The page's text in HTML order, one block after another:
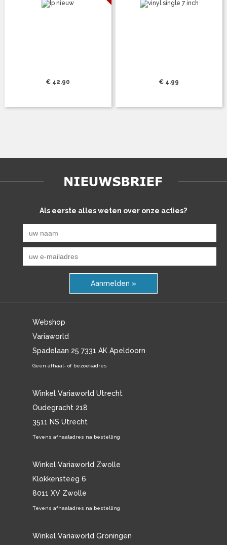
€ 42.90 € 4.99
Als eerste alles weten over onze acties?
Aanmelden »
Webshop
Variaworld
Spadelaan 25 7331 AK Apeldoorn
Geen afhaal- of bezoekadres
Winkel Variaworld Utrecht
Oudegracht 218
3511 NS Utrecht
Tevens afhaaladres na bestelling
Winkel Variaworld Zwolle
Klokkensteeg 6
8011 XV Zwolle
Tevens afhaaladres na bestelling
Winkel Variaworld Groningen